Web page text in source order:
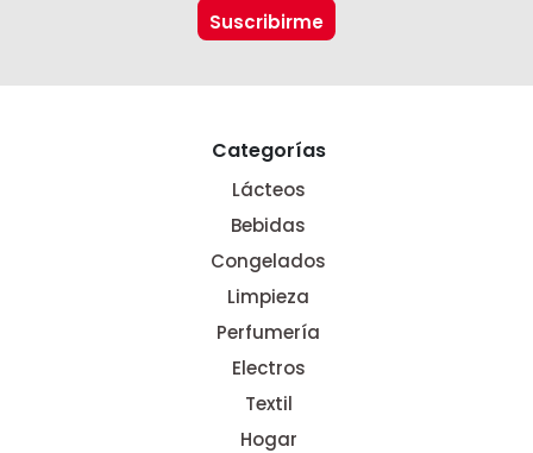
Categorías
Lácteos
Bebidas
Congelados
Limpieza
Perfumería
Electros
Textil
Hogar